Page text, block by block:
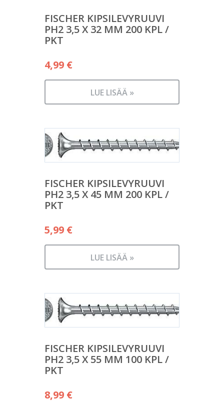
FISCHER KIPSILEVYRUUVI
PH2 3,5 X 32 MM 200 KPL /
PKT
4,99 €
LUE LISÄÄ »
FISCHER KIPSILEVYRUUVI
PH2 3,5 X 45 MM 200 KPL /
PKT
5,99 €
LUE LISÄÄ »
FISCHER KIPSILEVYRUUVI
PH2 3,5 X 55 MM 100 KPL /
PKT
8,99 €